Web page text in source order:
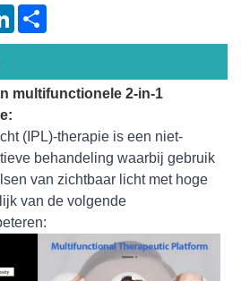
LinkedIn
multifunctionele 2-in-1
(IPL)-therapie is een niet-
behandeling waarbij gebruik
van zichtbaar licht met hoge
van de volgende